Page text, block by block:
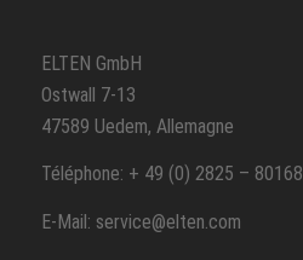
ELTEN GmbH
Ostwall 7-13
47589 Uedem, Allemagne
Téléphone: + 49 (0) 2825 – 80168
E-Mail: service@elten.com